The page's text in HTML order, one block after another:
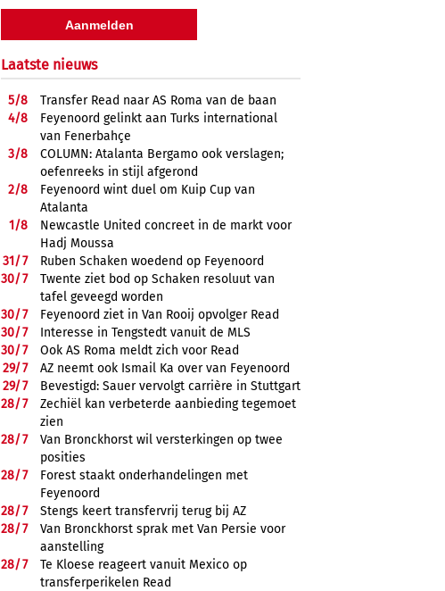
Laatste nieuws
5/8
Transfer Read naar AS Roma van de baan
4/8
Feyenoord gelinkt aan Turks international
van Fenerbahçe
3/8
COLUMN: Atalanta Bergamo ook verslagen;
oefenreeks in stijl afgerond
2/8
Feyenoord wint duel om Kuip Cup van
Atalanta
1/8
Newcastle United concreet in de markt voor
Hadj Moussa
31/7
Ruben Schaken woedend op Feyenoord
30/7
Twente ziet bod op Schaken resoluut van
tafel geveegd worden
30/7
Feyenoord ziet in Van Rooij opvolger Read
30/7
Interesse in Tengstedt vanuit de MLS
30/7
Ook AS Roma meldt zich voor Read
29/7
AZ neemt ook Ismail Ka over van Feyenoord
29/7
Bevestigd: Sauer vervolgt carrière in Stuttgart
28/7
Zechiël kan verbeterde aanbieding tegemoet
zien
28/7
Van Bronckhorst wil versterkingen op twee
posities
28/7
Forest staakt onderhandelingen met
Feyenoord
28/7
Stengs keert transfervrij terug bij AZ
28/7
Van Bronckhorst sprak met Van Persie voor
aanstelling
28/7
Te Kloese reageert vanuit Mexico op
transferperikelen Read